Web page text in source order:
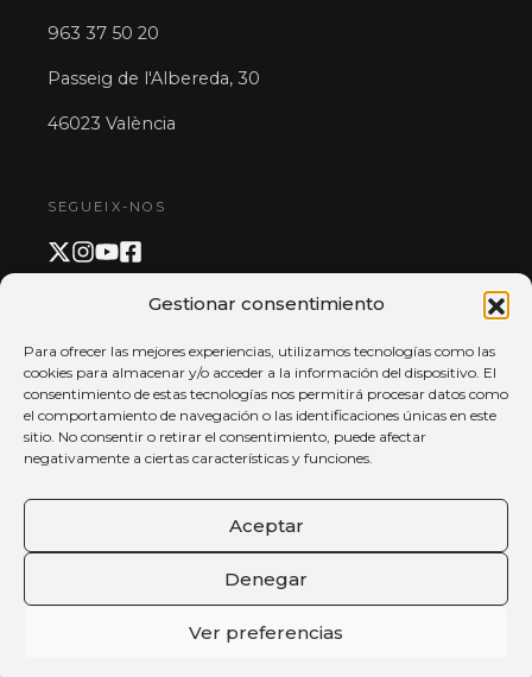
Gestionar consentimiento
Para ofrecer las mejores experiencias, utilizamos tecnologías como las
cookies para almacenar y/o acceder a la información del dispositivo. El
consentimiento de estas tecnologías nos permitirá procesar datos como
el comportamiento de navegación o las identificaciones únicas en este
sitio. No consentir o retirar el consentimiento, puede afectar
negativamente a ciertas características y funciones.
Aceptar
Denegar
Ver preferencias
963 37 50 20
Passeig de l'Albereda, 30
46023 València
SEGUEIX-NOS
PAGAMENT I APP
© 2026 Tots els drets reservatsPalau de la música de València